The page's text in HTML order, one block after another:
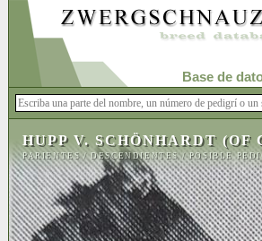
Base de
HUPP V. SCHÖNHARDT (OF
PARIENTES/ DESCENDIENTES/POSIBLE